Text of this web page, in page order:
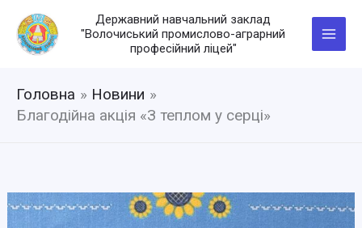
вмісту
Державний навчальний заклад
"Волочиський промислово-аграрний
професійний ліцей"
Головна
Новини
Благодійна акція «З теплом у серці»